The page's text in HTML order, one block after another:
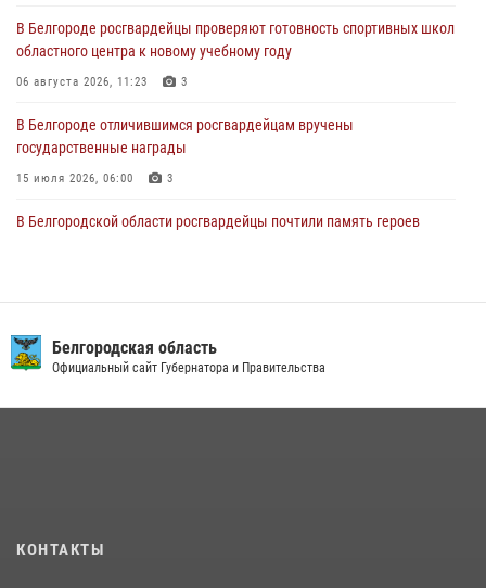
Росгвардейцы спасли раненого при атаке FPV-дрона ВСУ жителя
белгородского приграничья
В Белгороде росгвардейцы проверяют готовность спортивных школ
областного центра к новому учебному году
06 августа 2026, 11:23 3
В Белгороде отличившимся росгвардейцам вручены
государственные награды
15 июля 2026, 06:00 3
В Белгородской области росгвардейцы почтили память героев
беседу по профилактике аварийности
09 июля 2026, 10:07
Белгородская область
Официальный сайт Губернатора и Правительства
КОНТАКТЫ